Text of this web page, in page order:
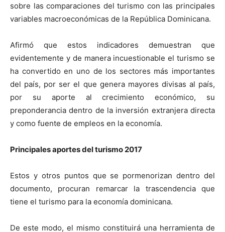
sobre las comparaciones del turismo con las principales
variables macroeconómicas de la República Dominicana.
Afirmó que estos indicadores demuestran que
evidentemente y de manera incuestionable el turismo se
ha convertido en uno de los sectores más importantes
del país, por ser el que genera mayores divisas al país,
por su aporte al crecimiento económico, su
preponderancia dentro de la inversión extranjera directa
y como fuente de empleos en la economía.
Principales aportes del turismo 2017
Estos y otros puntos que se pormenorizan dentro del
documento, procuran remarcar la trascendencia que
tiene el turismo para la economía dominicana.
De este modo, el mismo constituirá una herramienta de